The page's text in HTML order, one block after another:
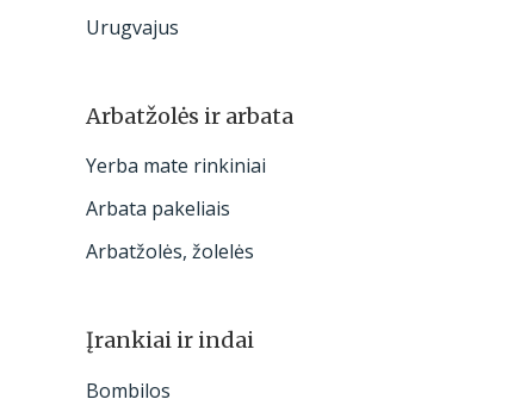
Urugvajus
Arbatžolės ir arbata
Yerba mate rinkiniai
Arbata pakeliais
Arbatžolės, žolelės
Įrankiai ir indai
Bombilos